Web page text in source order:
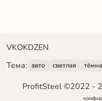
VKOKDZEN
Тема: авто светлая
ProfitSteel ©2022 -